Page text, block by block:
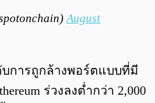
August
การถูกล้างพอร์ตแบบที่มี
ร่วงลงต่ำกว่า 2,000